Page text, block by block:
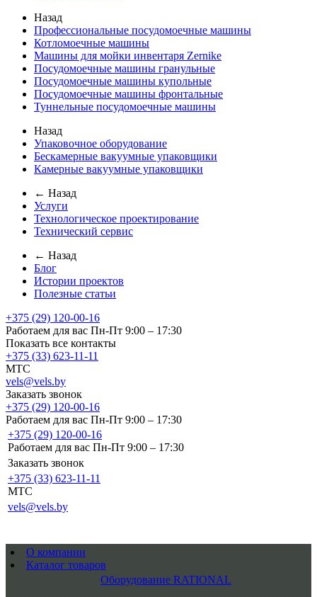
Назад
Профессиональные посудомоечные машины
Котломоечные машины
Машины для мойки инвентаря Zernike
Посудомоечные машины гранульные
Посудомоечные машины купольные
Посудомоечные машины фронтальные
Туннельные посудомоечные машины
Назад
Упаковочное оборудование
Бескамерные вакуумные упаковщики
Камерные вакуумные упаковщики
← Назад
Услуги
Технологическое проектирование
Технический сервис
← Назад
Блог
Истории проектов
Полезные статьи
+375 (29) 120-00-16
Работаем для вас Пн-Пт 9:00 – 17:30
Показать все контакты
+375 (33) 623-11-11
MTC
vels@vels.by
Заказать звонок
+375 (29) 120-00-16
Работаем для вас Пн-Пт 9:00 – 17:30
+375 (29) 120-00-16
Работаем для вас Пн-Пт 9:00 – 17:30
Заказать звонок
+375 (33) 623-11-11
MTC
vels@vels.by
О компании
Каталог товаров
Оборудование RATIONAL